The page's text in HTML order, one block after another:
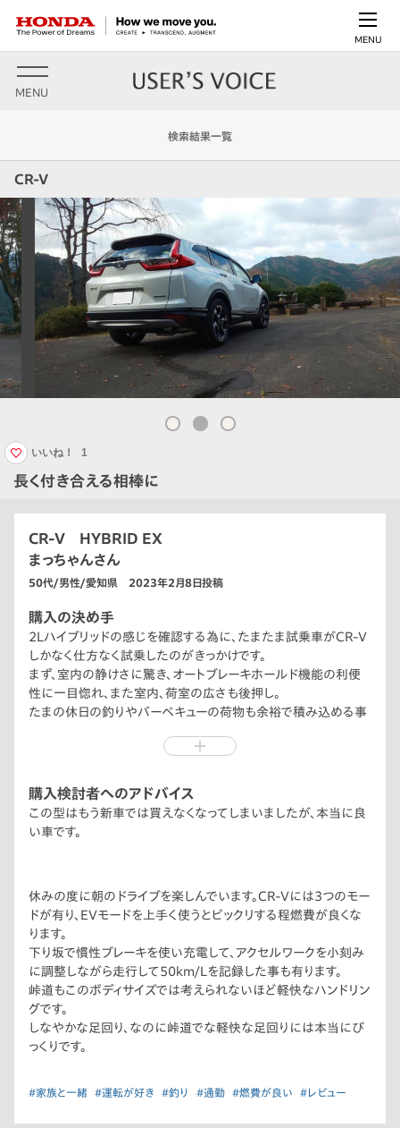
MENU
MENU
検索結果一覧
CR-V
長く付き合える相棒に
いいね！ 1
CR-V HYBRID EX
まっちゃんさん
50代/男性/愛知県 2023年2月8日投稿
購入の決め手
2Lハイブリッドの感じを確認する為に、たまたま試乗車がCR-V
しかなく仕方なく試乗したのがきっかけです。
まず、室内の静けさに驚き、オートブレーキホールド機能の利便
性に一目惚れ、また室内、荷室の広さも後押し。
たまの休日の釣りやバーベキューの荷物も余裕で積み込める事
その後で本命のステップ ワゴンを見たのですが、上記の内容が
購入検討者へのアドバイス
この型はもう新車では買えなくなってしまいましたが、本当に良
い車です。
休みの度に朝のドライブを楽しんでいます。CR-Vには3つのモー
ドが有り、EVモードを上手く使うとビックリする程燃費が良くな
ります。
下り坂で慣性ブレーキを使い充電して、アクセルワークを小刻み
に調整しながら走行して50km/Lを記録した事も有ります。
峠道もこのボディサイズでは考えられないほど軽快なハンドリン
グです。
しなやかな足回り、なのに峠道でな軽快な足回りには本当にび
っくりです。
#家族と一緒 #運転が好き #釣り #通勤 #燃費が良い #レビュー